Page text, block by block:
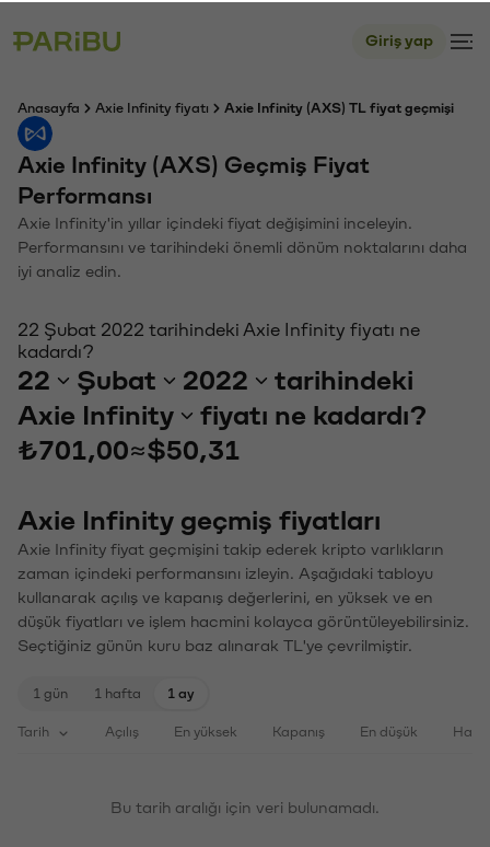
Giriş yap
Anasayfa Axie Infinity fiyatı Axie Infinity (AXS) TL fiyat geçmişi
Axie Infinity (AXS) Geçmiş Fiyat
Performansı
Axie Infinity'in yıllar içindeki fiyat değişimini inceleyin.
Performansını ve tarihindeki önemli dönüm noktalarını daha
iyi analiz edin.
22 Şubat 2022 tarihindeki Axie Infinity fiyatı ne
kadardı?
22 Şubat 2022
tarihindeki
Axie Infinity
fiyatı ne kadardı?
₺701,00≈$50,31
Axie Infinity geçmiş fiyatları
Axie Infinity fiyat geçmişini takip ederek kripto varlıkların
zaman içindeki performansını izleyin. Aşağıdaki tabloyu
kullanarak açılış ve kapanış değerlerini, en yüksek ve en
düşük fiyatları ve işlem hacmini kolayca görüntüleyebilirsiniz.
Seçtiğiniz günün kuru baz alınarak TL'ye çevrilmiştir.
1 gün 1 hafta 1 ay
Tarih Açılış En yüksek Kapanış En düşük
Bu tarih aralığı için veri bulunamadı.